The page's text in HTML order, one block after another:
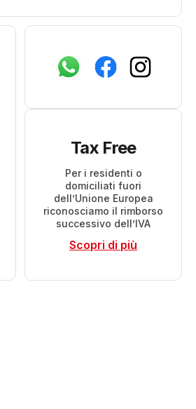
Tax Free
Per i residenti o
domiciliati fuori
dell’Unione Europea
riconosciamo il rimborso
successivo dell’IVA
Scopri di più